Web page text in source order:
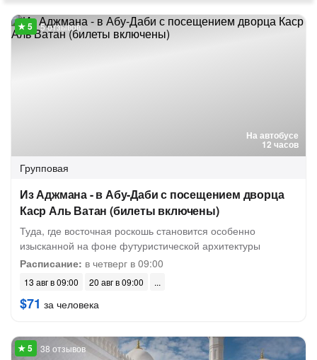
На автобусе
12 часов
5 отзывов
Групповая
Из Аджмана - в Абу-Даби с посещением дворца
Каср Аль Ватан (билеты включены)
Туда, где восточная роскошь становится особенно
изысканной на фоне футуристической архитектуры
Расписание: в четверг в 09:00
13 авг в 09:00 20 авг в 09:00
$71 за человека
38 отзывов